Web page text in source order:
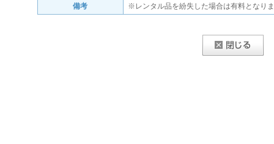
備考
※レンタル品を紛失した場合は有料となり